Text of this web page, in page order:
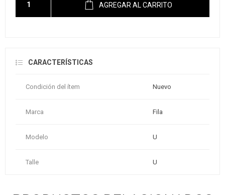
AGREGAR AL CARRITO
CARACTERÍSTICAS
Condición del ítem Nuevo
Marca Fila
Modelo U
Talle U